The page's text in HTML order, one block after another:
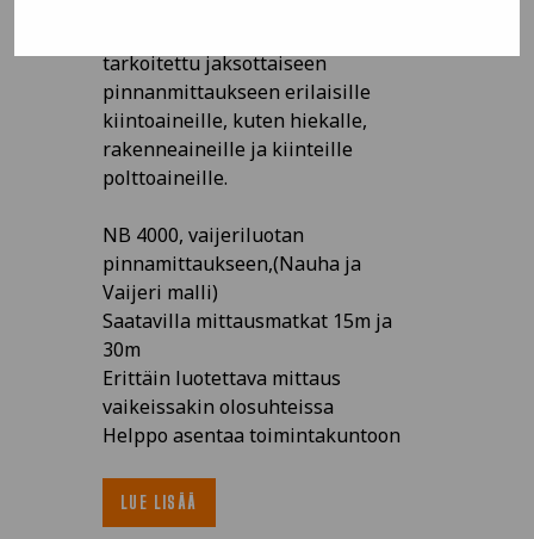
tarkoitettu jaksottaiseen
pinnanmittaukseen erilaisille
kiintoaineille, kuten hiekalle,
rakenneaineille ja kiinteille
polttoaineille.
NB 4000, vaijeriluotan
pinnamittaukseen,(Nauha ja
Vaijeri malli)
Saatavilla mittausmatkat 15m ja
30m
Erittäin luotettava mittaus
vaikeissakin olosuhteissa
Helppo asentaa toimintakuntoon
LUE LISÄÄ